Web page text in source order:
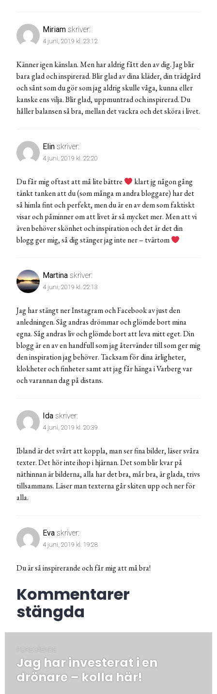
Miriam skriver:
4 juni, 2019 kl. 23:12
Känner igen känslan. Men har aldrig fått den av dig. Jag blir
bara glad och inspirerad. Blir glad av dina kläder, din trädgård
och sånt som du gör som jag aldrig skulle våga, kunna eller
kanske ens vilja. Blir glad, uppmuntrad och inspirerad. Du
håller balansen så bra, mellan det vackra och det sköra i livet.
Elin skriver:
4 juni, 2019 kl. 22:20
Du får mig oftast att må lite bättre
klart jg någon gång
tänkt tanken att du (som många m andra bloggare) har det
så himla fint och perfekt, men du är en av dem som faktiskt
visar och påminner om att livet är så mycket mer. Men att vi
även behöver skönhet och inspiration och det är det din
blogg ger mig, så dig stänger jag inte ner – tvärtom
Martina skriver:
4 juni, 2019 kl. 22:13
Jag har stängt ner Instagram och Facebook av just den
anledningen. Såg andras drömmar och glömde bort mina
egna. Såg andras liv och glömde bort att leva mitt eget. Din
blogg är en av en handfull som jag återvänder till som ger mig
den inspiration jag behöver. Tacksam för dina ärligheter,
klokheter och finheter samt att jag får hänga i Varberg var
och varannan dag på distans.
Ida skriver:
4 juni, 2019 kl. 20:39
Ibland är det svårt att koppla, man ser fina bilder, läser svåra
texter. Det hör inte ihop i hjärnan. Det som blir kvar på
näthinnan är bilderna, alla har det bra, mår bra, är glada, trivs
tillsammans. Läser man texterna går skiten upp och ner för
alla.
Eva skriver:
4 juni, 2019 kl. 19:28
Du är så inspirerande och får mig att må bra!
Kommentarer
stängda
FÖREGÅENDE
Föregående
post:
Jag har investerat i en
drönare – kolla här!